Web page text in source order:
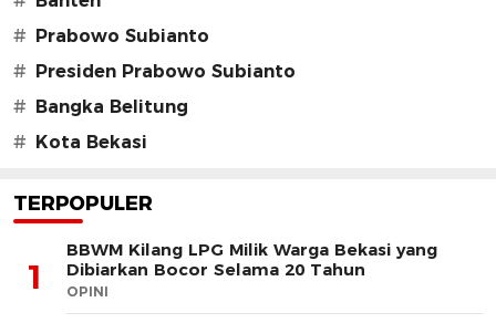
# Prabowo Subianto
# Presiden Prabowo Subianto
# Bangka Belitung
# Kota Bekasi
TERPOPULER
1
BBWM Kilang LPG Milik Warga Bekasi yang
Dibiarkan Bocor Selama 20 Tahun
OPINI